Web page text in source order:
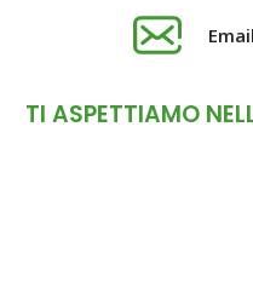
TI ASPETTIAMO